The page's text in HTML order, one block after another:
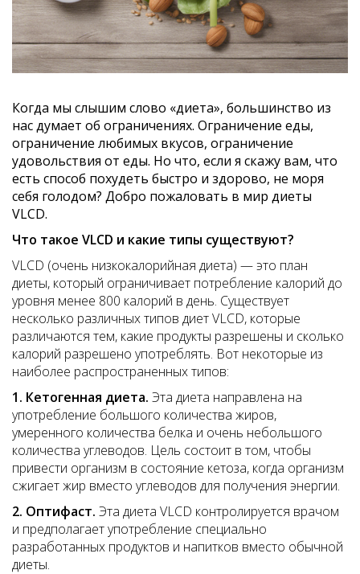
Когда мы слышим слово «диета», большинство из
нас думает об ограничениях. Ограничение еды,
ограничение любимых вкусов, ограничение
удовольствия от еды. Но что, если я скажу вам, что
есть способ похудеть быстро и здорово, не моря
себя голодом? Добро пожаловать в мир диеты
VLCD.
Что такое VLCD и какие типы существуют?
VLCD (очень низкокалорийная диета) — это план
диеты, который ограничивает потребление калорий до
уровня менее 800 калорий в день. Существует
несколько различных типов диет VLCD, которые
различаются тем, какие продукты разрешены и сколько
калорий разрешено употреблять. Вот некоторые из
наиболее распространенных типов:
1. Кетогенная диета. Эта диета направлена ​​на
употребление большого количества жиров,
умеренного количества белка и очень небольшого
количества углеводов. Цель состоит в том, чтобы
привести организм в состояние кетоза, когда организм
сжигает жир вместо углеводов для получения энергии.
2. Оптифаст. Эта диета VLCD контролируется врачом
и предполагает употребление специально
разработанных продуктов и напитков вместо обычной
диеты.